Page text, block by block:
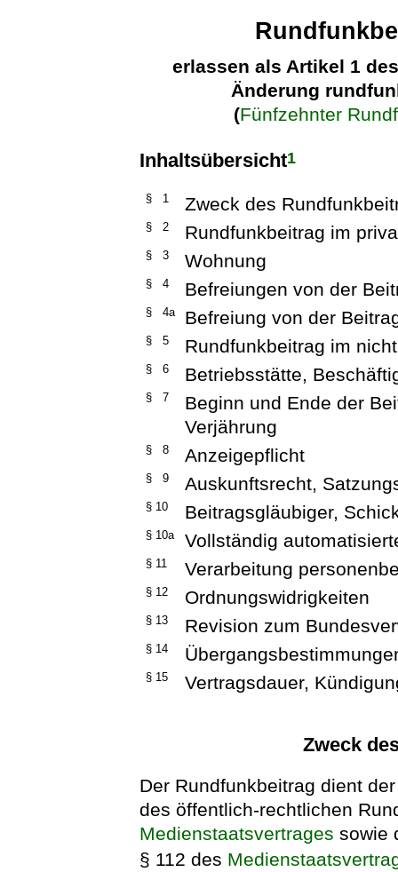
erlassen als Artikel 1
Änderung
(Fünfzehnter
Inhaltsübersicht1
§ 1 Zweck des
§ 2 Rundfunkbeitrag im
§ 3 Wohnung
§ 4 Befreiungen von der
§ 4a Befreiung von der
§ 5 Rundfunkbeitrag im
§ 6 Betriebsstätte,
§ 7
Beginn und Ende der
Verjährung
§ 8 Anzeigepflicht
§ 9 Auskunftsrecht,
§ 10 Beitragsgläubiger,
§ 10a Vollständig
§ 11 Verarbeitung
§ 12 Ordnungswidrigkeiten
§ 13 Revision zum
§ 14
§ 15 Vertragsdauer,
Zweck
Der Rundfunkbeitrag dient
des öffentlich-rechtlichen
Medienstaatsvertrages sowie
§ 112 des